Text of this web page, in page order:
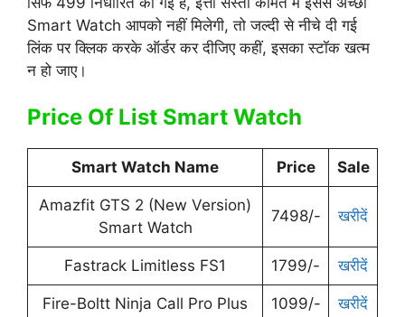
Smart Watch आपको नहीं मिलेगी, तो जल्दी से नीचे दी गई
लिंक पर क्लिक करके ऑर्डर कर दीजिए कहीं, इसका स्टॉक खत्म
न हो जाए।
Price Of List Smart Watch
Smart Watch Name Price Sale
Amazfit GTS 2 (New Version)
Smart Watch
7498/- खरीदें
Fastrack Limitless FS1 1799/- खरीदें
Fire-Boltt Ninja Call Pro Plus 1099/- खरीदें